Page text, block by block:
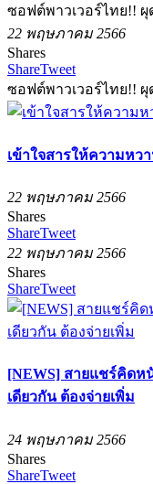
ซอฟต์พาวเวอร์ไทย!! ผุ
22 พฤษภาคม 2566
Shares
ShareTweet
ซอฟต์พาวเวอร์ไทย!! ผุ
เข้าใจสารให้ความหว
22 พฤษภาคม 2566
Shares
ShareTweet
22 พฤษภาคม 2566
Shares
ShareTweet
[NEWS] สายแชร์คิด
เดียวกัน ต้องจ่ายเพิ่ม
24 พฤษภาคม 2566
Shares
ShareTweet